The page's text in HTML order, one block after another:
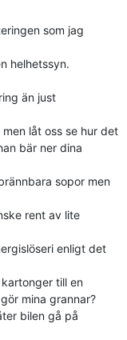
som jag
helhetssyn.
än just
låt oss se hur det
bär ner dina
sopor men
rent av lite
enligt det
till en
mina grannar?
bilen gå på